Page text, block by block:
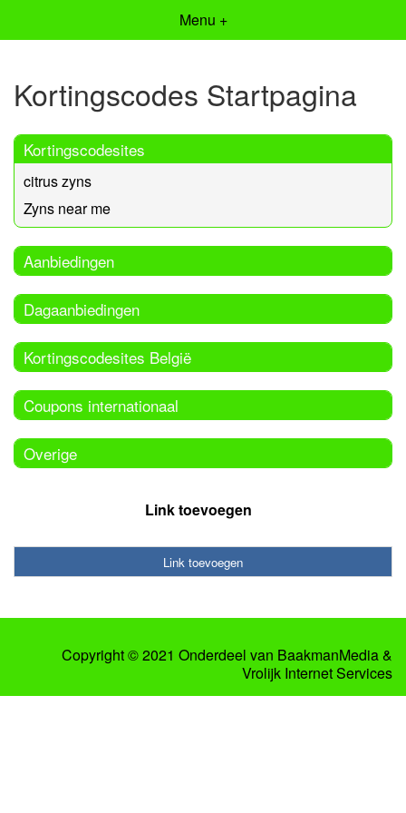
Menu +
Kortingscodes Startpagina
Kortingscodesites
citrus zyns
Zyns near me
Aanbiedingen
Dagaanbiedingen
Kortingscodesites België
Coupons internationaal
Overige
Link toevoegen
Link toevoegen
Copyright © 2021 Onderdeel van BaakmanMedia&
Vrolijk Internet Services